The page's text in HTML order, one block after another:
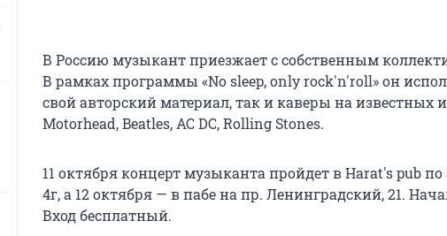
В Россию музыкант приезжает с собственным
В рамках программы «No sleep, only rock'n'roll» он
свой авторский материал, так и каверы на известных
Motorhead, Beatles, AC DC, Rolling Stones.
11 октября концерт музыканта пройдет в Harat's pub
4г, а 12 октября — в пабе на пр. Ленинградский, 21.
Вход бесплатный.